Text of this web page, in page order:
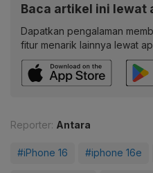
Baca artikel ini lewat
Dapatkan pengalaman
fitur menarik lainnya lewat
Reporter: Antara
#iPhone 16 #iphone 16e